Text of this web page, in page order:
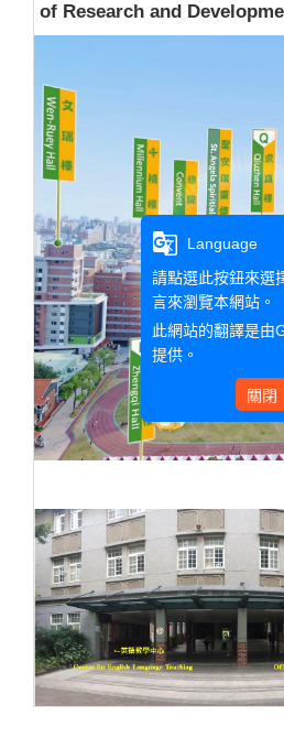
of Research and
g_translate
Language
請點選此按鈕來選
言來瀏覽本網站。
此網站的翻譯是由
提供。
關閉